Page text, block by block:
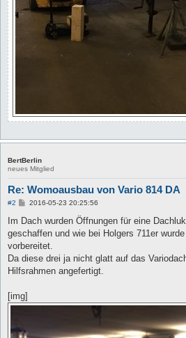
BertBerlin
neues Mitglied
Re: Womoausbau von Vario 814 DA
#2
B
i
r
a
2016-05-23 20:25:56
Im Dach wurden Öffnungen für eine
geschaffen und wie bei Holgers 711er
vorbereitet.
Da diese drei ja nicht glatt auf das
Hilfsrahmen angefertigt.
[img]